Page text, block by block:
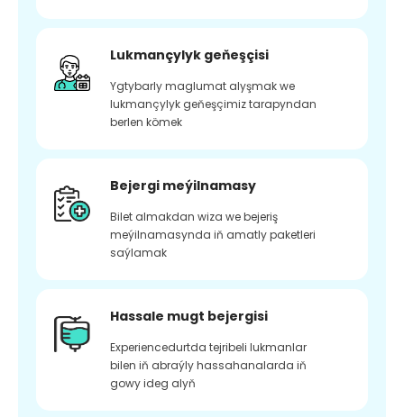
Lukmançylyk geňeşçisi
Ygtybarly maglumat alyşmak we
lukmançylyk geňeşçimiz tarapyndan
berlen kömek
Bejergi meýilnamasy
Bilet almakdan wiza we bejeriş
meýilnamasynda iň amatly paketleri
saýlamak
Hassale mugt bejergisi
Experiencedurtda tejribeli lukmanlar
bilen iň abraýly hassahanalarda iň
gowy ideg alyň